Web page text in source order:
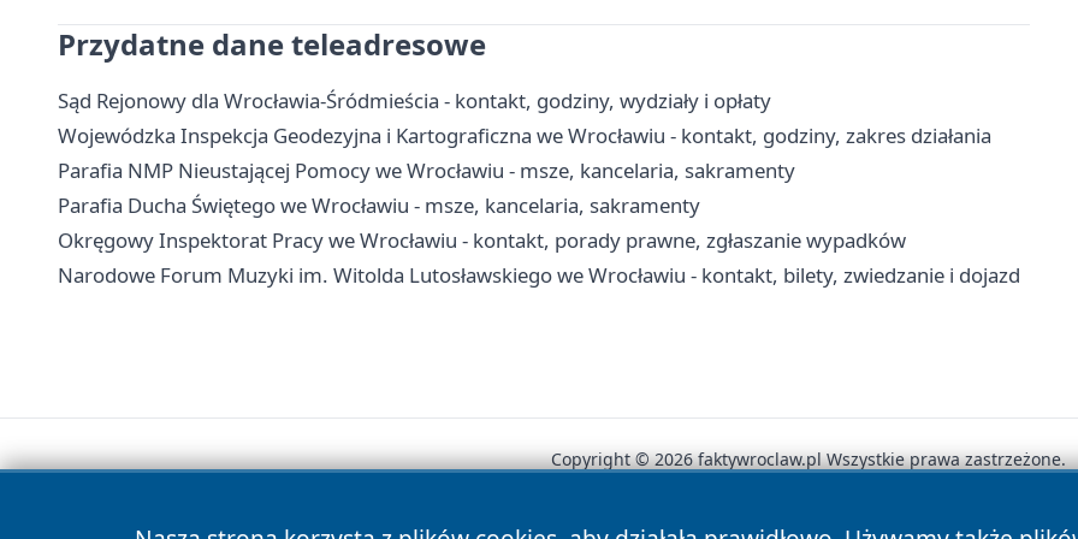
Przydatne dane teleadresowe
Sąd Rejonowy dla Wrocławia-Śródmieścia - kontakt, godziny, wydziały i opłaty
Wojewódzka Inspekcja Geodezyjna i Kartograficzna we Wrocławiu - kontakt, godziny, zakres działania
Parafia NMP Nieustającej Pomocy we Wrocławiu - msze, kancelaria, sakramenty
Parafia Ducha Świętego we Wrocławiu - msze, kancelaria, sakramenty
Okręgowy Inspektorat Pracy we Wrocławiu - kontakt, porady prawne, zgłaszanie wypadków
Narodowe Forum Muzyki im. Witolda Lutosławskiego we Wrocławiu - kontakt, bilety, zwiedzanie i dojazd
Copyright © 2026 faktywroclaw.pl Wszystkie prawa zastrzeżone.